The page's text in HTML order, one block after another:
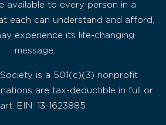
available to every person in a
each can understand and afford,
experience its life-changing
message.
is a 501(c)(3) nonprofit
are tax-deductible in full or
EIN: 13-1623885